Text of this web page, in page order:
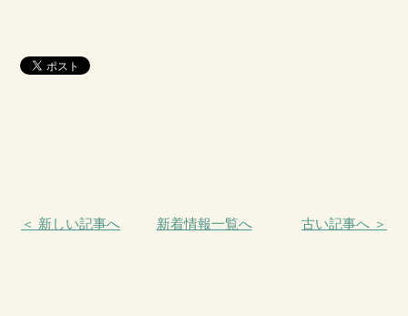
＜ 新しい記事へ 新着情報一覧へ 古い記事へ ＞